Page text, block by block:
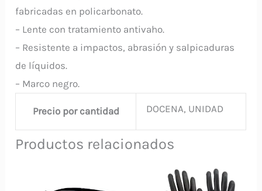
fabricadas en policarbonato.
– Lente con tratamiento antivaho.
– Resistente a impactos, abrasión y salpicaduras
de líquidos.
– Marco negro.
Precio por cantidad DOCENA, UNIDAD
Productos relacionados